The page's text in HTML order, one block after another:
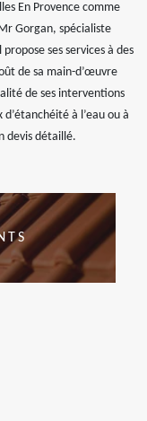
En Provence comme
Gorgan, spécialiste
ses services à des
de sa main-d’œuvre
de ses interventions
à l’eau ou à
devis détaillé.